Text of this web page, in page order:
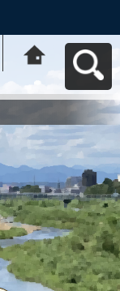
動応援ｻｲﾄ はち
コミねっとへ戻